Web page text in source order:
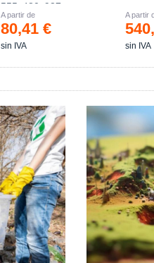
555х480х937mm
A partir de
80,41 €
sin IVA
A partir
sin IVA